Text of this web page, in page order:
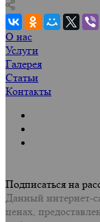
О нас
Услуги
Галерея
Статьи
Контакты
Подписаться на
Данный интернет-
ценах,